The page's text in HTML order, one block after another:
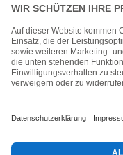
Deine Wunschliste
Diamond Painting Anleitung
Land/Region
Deutschland (EUR €)
Made with ❤️ in Hamburg